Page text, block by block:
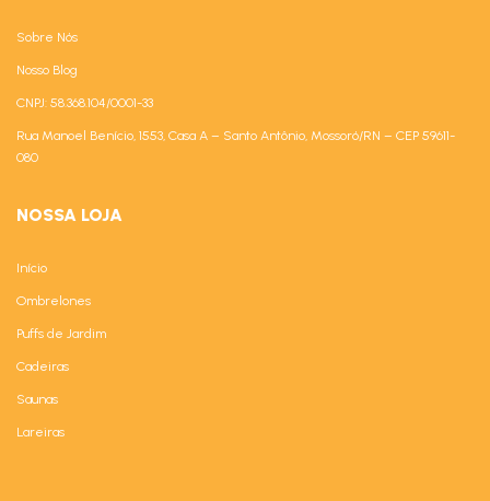
Sobre Nós
Nosso Blog
CNPJ: 58.368.104/0001-33
Rua Manoel Benício, 1553, Casa A – Santo Antônio, Mossoró/RN – CEP 59611-
080
NOSSA LOJA
Início
Ombrelones
Puffs de Jardim
Cadeiras
Saunas
Lareiras